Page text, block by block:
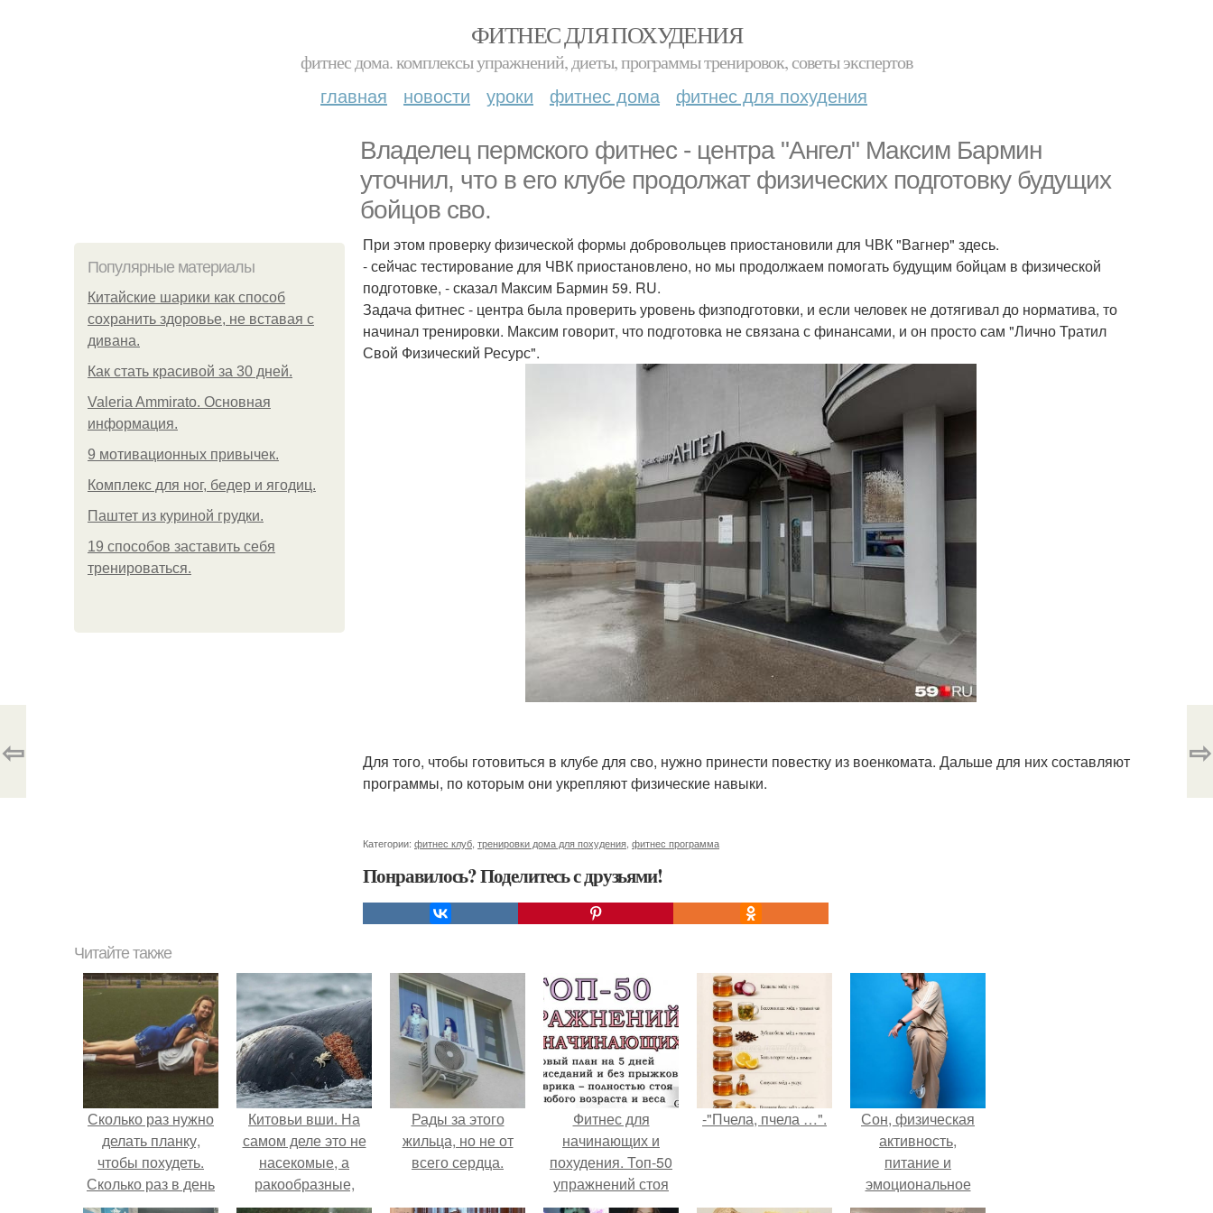
ФИТНЕС ДЛЯ ПОХУДЕНИЯ
фитнес дома. комплексы упражнений, диеты, программы тренировок, советы экспертов
главная новости уроки фитнес дома фитнес для похудения
Владелец пермского фитнес - центра "Ангел" Максим Бармин
уточнил, что в его клубе продолжат физических подготовку будущих
бойцов сво.
Популярные материалы
Китайские шарики как способ
сохранить здоровье, не вставая с
дивана.
Как стать красивой за 30 дней.
Valeria Ammirato. Основная
информация.
9 мотивационных привычек.
Комплекс для ног, бедер и ягодиц.
Паштет из куриной грудки.
19 способов заставить себя
тренироваться.
При этом проверку физической формы добровольцев приостановили для ЧВК "Вагнер" здесь.
- сейчас тестирование для ЧВК приостановлено, но мы продолжаем помогать будущим бойцам в физической
подготовке, - сказал Максим Бармин 59. RU.
Задача фитнес - центра была проверить уровень физподготовки, и если человек не дотягивал до норматива, то
начинал тренировки. Максим говорит, что подготовка не связана с финансами, и он просто сам "Лично Тратил
Свой Физический Ресурс".
Для того, чтобы готовиться в клубе для сво, нужно принести повестку из военкомата. Дальше для них составляют
программы, по которым они укрепляют физические навыки.
Категории: фитнес клуб тренировки дома для похудения фитнес программа
Понравилось? Поделитесь с друзьями!
⇦ ⇨
Читайте также
Сколько раз нужно
делать планку,
чтобы похудеть.
Сколько раз в день
делать планку —,
Китовьи вши. На
самом деле это не
насекомые, а
ракообразные,
относящиеся к
Рады за этого
жильца, но не от
всего сердца.
Фитнес для
начинающих и
похудения. Топ-50
упражнений стоя
для начинающих и
-"Пчела, пчела …".
Сон, физическая
активность,
питание и
эмоциональное
состояние!